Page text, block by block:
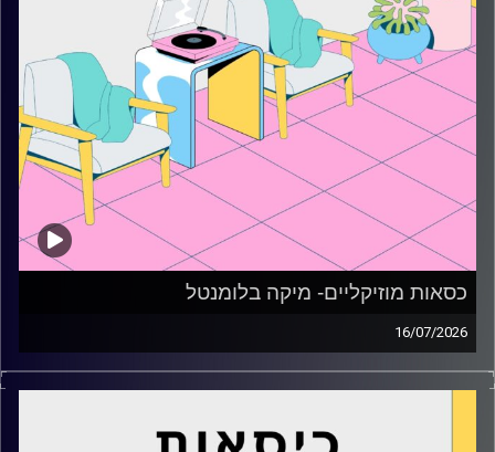
כסאות מוזיקליים- מיקה בלומנטל
16/07/2026
כסאות מוזיקליים עם מיקה בלומנטל